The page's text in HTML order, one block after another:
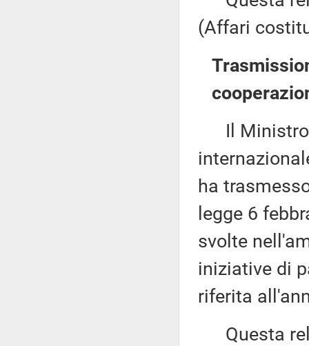
(Affari
Il Ministro
ha
legge 6
svolte
iniziative di
riferita
Questa